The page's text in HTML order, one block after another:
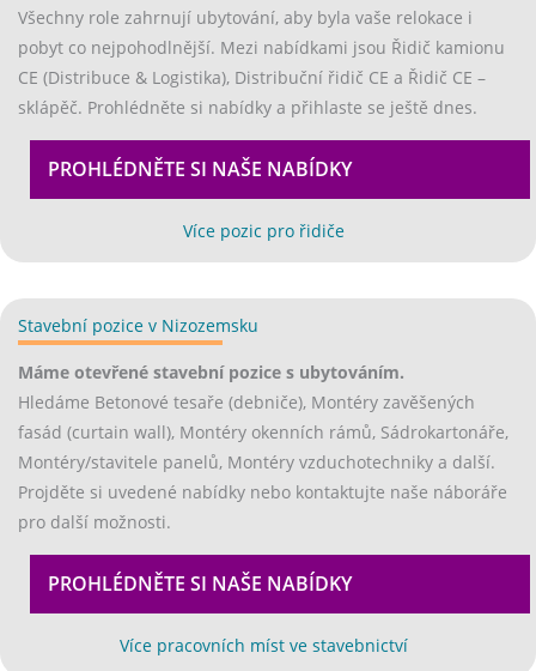
Všechny role zahrnují ubytování, aby byla vaše relokace i
pobyt co nejpohodlnější. Mezi nabídkami jsou Řidič kamionu
CE (Distribuce & Logistika), Distribuční řidič CE a Řidič CE –
sklápěč. Prohlédněte si nabídky a přihlaste se ještě dnes.
PROHLÉDNĚTE SI NAŠE NABÍDKY
Více pozic pro řidiče
Stavební pozice v Nizozemsku
Máme otevřené stavební pozice s ubytováním.
Hledáme Betonové tesaře (debniče), Montéry zavěšených
fasád (curtain wall), Montéry okenních rámů, Sádrokartonáře,
Montéry/stavitele panelů, Montéry vzduchotechniky a další.
Projděte si uvedené nabídky nebo kontaktujte naše náboráře
pro další možnosti.
PROHLÉDNĚTE SI NAŠE NABÍDKY
Více pracovních míst ve stavebnictví